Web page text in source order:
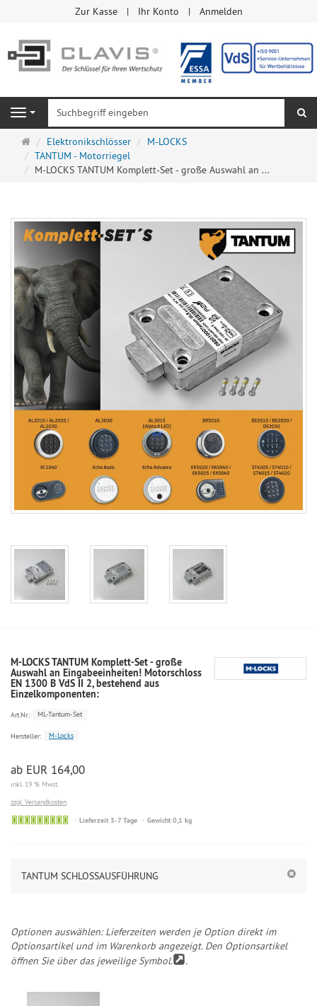
Zur Kasse Ihr Konto Anmelden
Navigation
Startseite
Elektronikschlösser
M-LOCKS
TANTUM - Motorriegel
M-LOCKS TANTUM Komplett-Set - große Auswahl an ...
M-LOCKS TANTUM Komplett-Set - große
Auswahl an Eingabeeinheiten! Motorschloss
EN 1300 B VdS II 2, bestehend aus
Einzelkomponenten:
Art.Nr.: ML-Tantum-Set
Hersteller: M-Locks
ab EUR 164,00
inkl. 19 % Mwst.
zzgl. Versandkosten
Lieferzeit 3-7 Tage
Gewicht 0,1 kg
TANTUM SCHLOSSAUSFÜHRUNG
Optionen auswählen: Lieferzeiten werden je Option direkt im
Optionsartikel und im Warenkorb angezeigt. Den Optionsartikel
öffnen Sie über das jeweilige Symbol.
.